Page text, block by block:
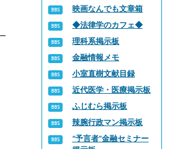
映画なんでも文章箱
◆法律学のカフェ◆
理科系掲示板
金融情報メモ
小室直樹文献目録
近代医学・医療掲示板
ふじむら掲示板
辣腕行政マン掲示板
“予言者”金融セミナー